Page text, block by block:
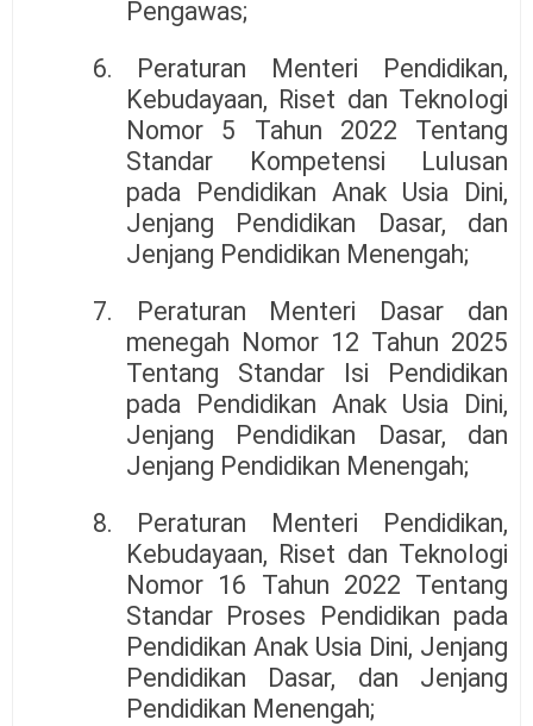
Pengawas;
6. Peraturan Menteri Pendidikan,
Kebudayaan, Riset dan Teknologi
Nomor 5 Tahun 2022 Tentang
Standar Kompetensi Lulusan
pada Pendidikan Anak Usia Dini,
Jenjang Pendidikan Dasar, dan
Jenjang Pendidikan Menengah;
7. Peraturan Menteri Dasar dan
menegah Nomor 12 Tahun 2025
Tentang Standar Isi Pendidikan
pada Pendidikan Anak Usia Dini,
Jenjang Pendidikan Dasar, dan
Jenjang Pendidikan Menengah;
8. Peraturan Menteri Pendidikan,
Kebudayaan, Riset dan Teknologi
Nomor 16 Tahun 2022 Tentang
Standar Proses Pendidikan pada
Pendidikan Anak Usia Dini, Jenjang
Pendidikan Dasar, dan Jenjang
Pendidikan Menengah;